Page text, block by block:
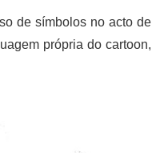
de símbolos no acto de
própria do cartoon,